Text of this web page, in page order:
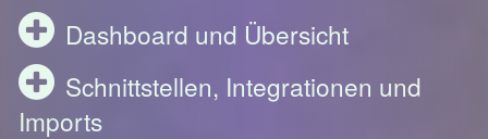
Dashboard und Übersicht
Schnittstellen, Integrationen und
Imports